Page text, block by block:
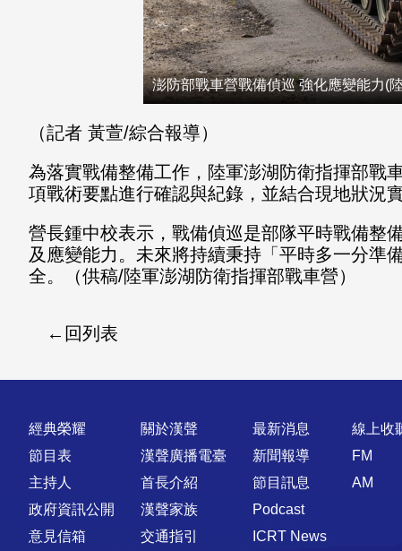
澎防部戰車營戰備偵巡 強化應變能力(
（記者 黃萱/綜合報導）
為落實戰備整備工作，陸軍澎湖防衛指揮部戰
項戰術要點進行確認與紀錄，並結合現地狀況
營長鍾中校表示，戰備偵巡是部隊平時戰備整
及應變能力。未來將持續秉持「平時多一分準
全。（供稿/陸軍澎湖防衛指揮部戰車營）
回列表
快速連結
經典榮耀
節目表
主持人
政府資訊公開
意見信箱
關於漢聲
漢聲廣播電臺
首長介紹
漢聲家族
交通指引
最新消息
新聞報導
節目訊息
Podcast
ICRT News
線上收
FM
AM